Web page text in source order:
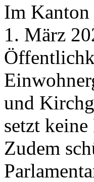
Im Kanton
1. März
und
setzt
Zudem